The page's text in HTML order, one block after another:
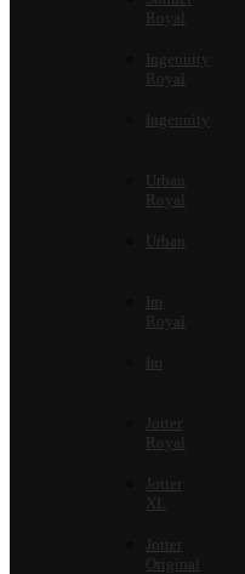
Royal
Ingenuity
Royal
Ingenuity
Urban
Royal
Urban
Im
Royal
Im
Jotter
Royal
Jotter
XL
Jotter
Original